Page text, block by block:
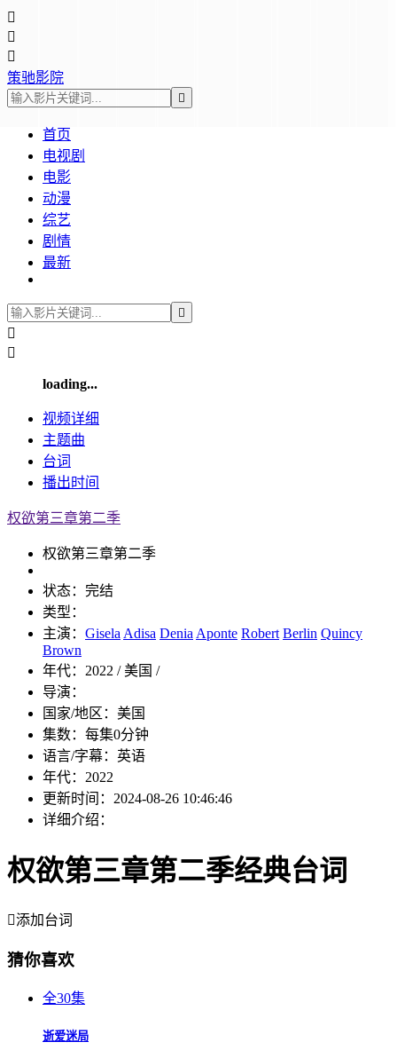



策驰影院

首页
电视剧
电影
动漫
综艺
剧情
最新



loading...
视频详细
主题曲
台词
播出时间
权欲第三章第二季
权欲第三章第二季
状态： 完结
类型：
主演： Gisela Adisa Denia Aponte Robert Berlin Quincy
Brown
年代： 2022 / 美国 /
导演：
国家/地区： 美国
集数： 每集0分钟
语言/字幕： 英语
年代： 2022
更新时间： 2024-08-26 10:46:46
详细介绍：
权欲第三章第二季经典台词
添加台词
猜你喜欢
全30集
逝爱迷局